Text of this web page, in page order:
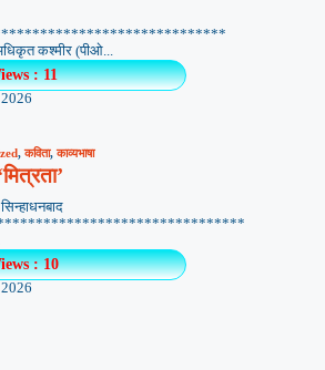
कश्मीर (पीओ...
: 11
,कविता,काव्यभाषा
: 10